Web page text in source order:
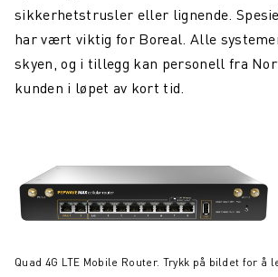
sikkerhetstrusler eller lignende.
har vært viktig for Boreal. Alle
skyen, og i tillegg kan personell fra
kunden i løpet av kort tid.
Quad 4G LTE Mobile Router. Trykk på bildet for å